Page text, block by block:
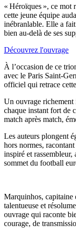
« Héroïques », ce mot
cette jeune équipe
inébranlable. Elle a
bien au-delà de ses
Découvrez l'ouvrage
À l’occasion de ce
avec le Paris Saint-
officiel qui retrace
Un ouvrage
chaque instant fort de
match après match,
Les auteurs plongent
hors normes,
inspiré et rassembleur,
sommet du football
Marquinhos, capitaine
talentueuse et
ouvrage qui raconte
courage, de